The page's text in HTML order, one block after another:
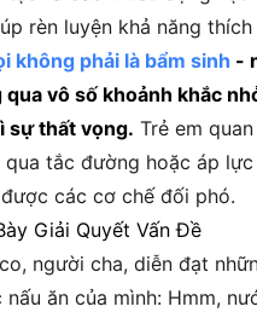
rèn luyện khả năng thích
không phải là bẩm sinh -
vô số khoảnh khắc
sự thất vọng. Trẻ em
tắc đường hoặc áp
các cơ chế đối phó.
Giải Quyết Vấn Đề
người cha, diễn đạt
ăn của mình: Hmm,